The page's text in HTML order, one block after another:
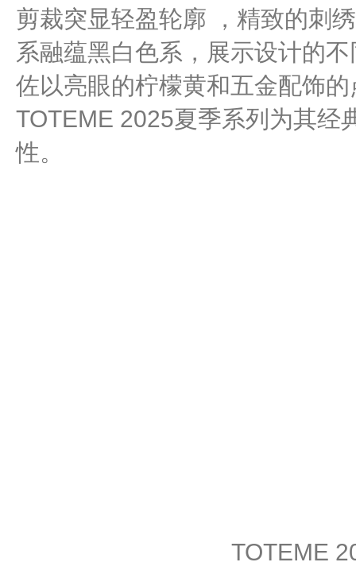
剪裁突显轻盈轮廓 ，精致的刺
系融蕴黑白色系，展示设计的
佐以亮眼的柠檬黄和五金配饰
TOTEME 2025夏季系列为其经
性。
TOTEME